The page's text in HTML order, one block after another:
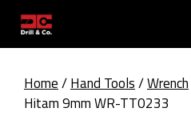
content
Home/Hand Tools/Wrench
Hitam 9mm WR-TT0233